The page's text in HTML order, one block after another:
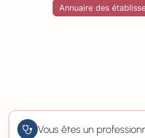
Annuaire des
Vous êtes un